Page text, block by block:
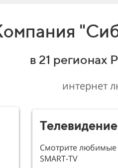
интернет
Телевидение
Смотрите
SMART-TV
в 21